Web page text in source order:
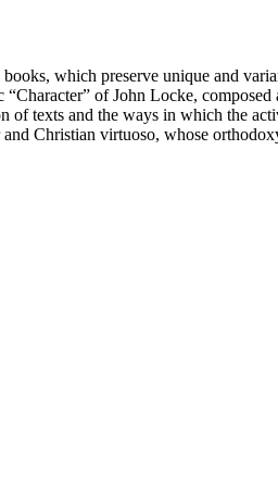
which preserve unique and
of John Locke,
of texts and the ways in which the
Christian virtuoso, whose